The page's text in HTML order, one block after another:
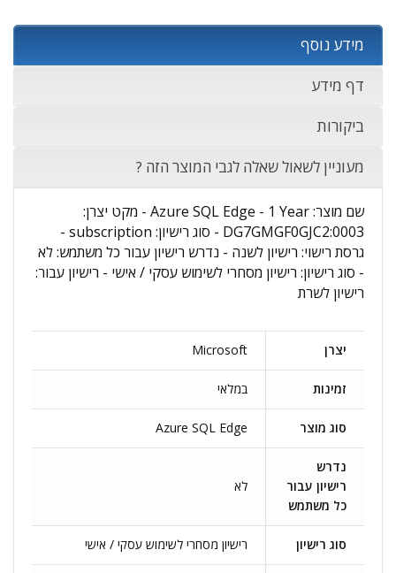
מידע נוסף
דף מידע
ביקורות
מעוניין לשאול שאלה לגבי המוצר הזה ?
שם מוצר: Azure SQL Edge - 1 Year - מקט יצרן:
DG7GMGF0GJC2:0003 - סוג רישיון: subscription -
גרסת רישוי: רישיון לשנה - נדרש רישיון עבור כל משתמש: לא
- סוג רישיון: רישיון מסחרי לשימוש עסקי / אישי - רישיון עבור:
רישיון לשרת
יצרן Microsoft
זמינות במלאי
סוג מוצר Azure SQL Edge
נדרש
רישיון עבור
כל משתמש
לא
סוג רישיון רישיון מסחרי לשימוש עסקי / אישי